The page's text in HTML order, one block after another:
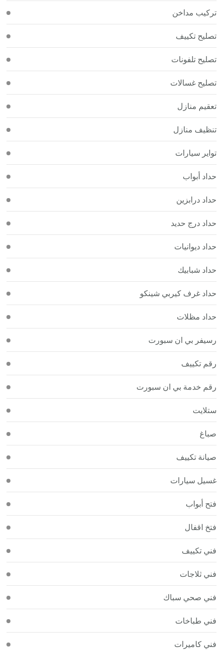
تركيب مداخن
تصليح تكييف
تصليح تلفونات
تصليح غسالات
تعقيم منازل
تنظيف منازل
تواير سيارات
حداد أبواب
حداد درابزين
حداد درج حديد
حداد ديوانيات
حداد شبابيك
حداد غرف كيربي شينكو
حداد مظلات
رسيفر بي ان سبورت
رقم تكييف
رقم خدمة بي ان سبورت
ستلايت
صباغ
صيانة تكييف
غسيل سيارات
فتح أبواب
فتخ اقفال
فني تكييف
فني ثلاجات
فني صحي سباك
فني طباخات
فني كاميرات